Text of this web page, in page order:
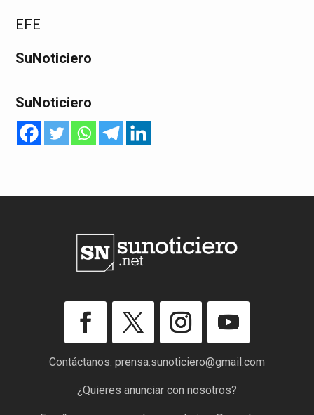
EFE
SuNoticiero
SuNoticiero
Contáctanos: prensa.sunoticiero@gmail.com
¿Quieres anunciar con nosotros?